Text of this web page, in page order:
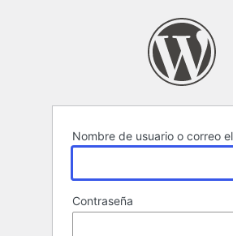
Nombre de usuario o correo
Contraseña